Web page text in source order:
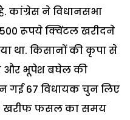
कांग्रेस ने विधानसभा
रूपये क्विंटल खरीदने
था. किसानों की कृपा से
और भूपेश बघेल की
गई 67 विधायक चुन लिए
खरीफ फसल का समय